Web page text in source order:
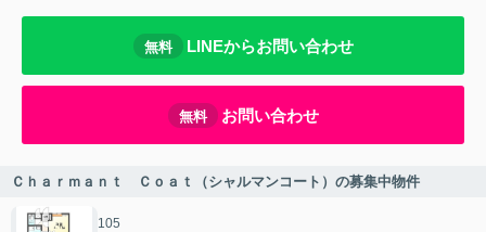
無料 LINEからお問い合わせ
無料 お問い合わせ
Ｃｈａｒｍａｎｔ Ｃｏａｔ（シャルマンコート）の募集中物件
105